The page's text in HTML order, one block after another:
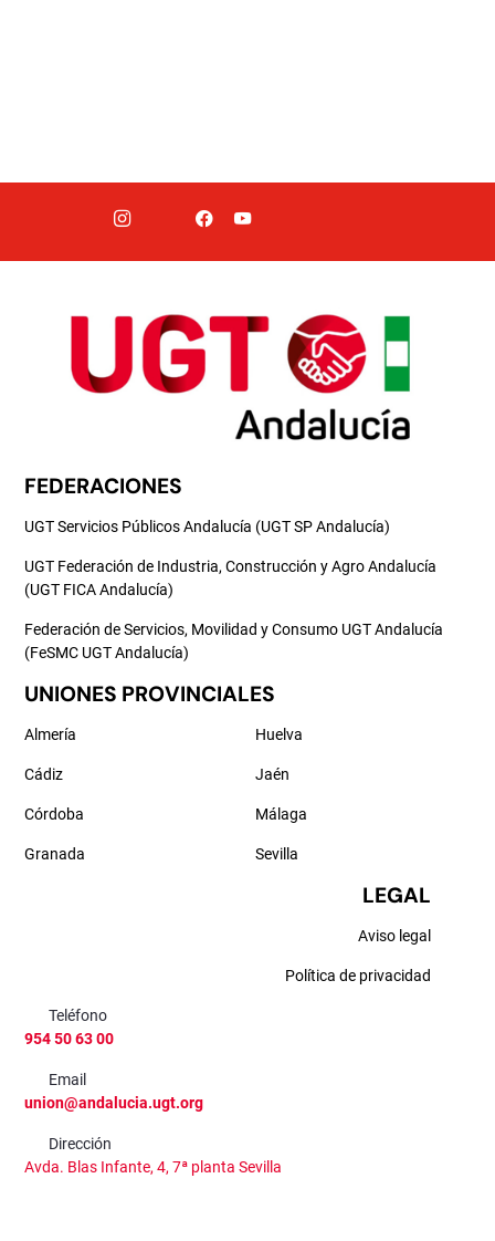
FEDERACIONES
UGT Servicios Públicos Andalucía (UGT SP Andalucía)
UGT Federación de Industria, Construcción y Agro Andalucía
(UGT FICA Andalucía)
Federación de Servicios, Movilidad y Consumo UGT Andalucía
(FeSMC UGT Andalucía)
UNIONES PROVINCIALES
Almería
Cádiz
Córdoba
Granada
Huelva
Jaén
Málaga
Sevilla
LEGAL
Aviso legal
Política de privacidad
Teléfono
954 50 63 00
Email
union@andalucia.ugt.org
Dirección
Avda. Blas Infante, 4, 7ª planta Sevilla